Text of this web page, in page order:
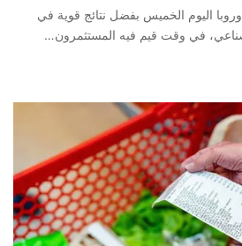
اليوم الخميس بفضل نتائج قوية في
في وقت قيم فيه المستثمرون…